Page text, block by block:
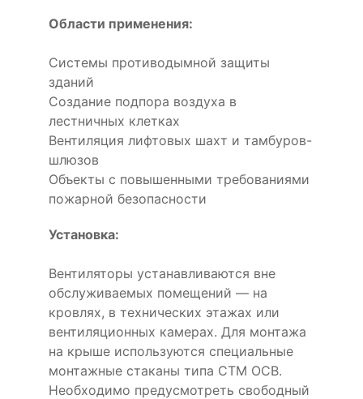
Области применения:
Системы противодымной защиты
зданий
Создание подпора воздуха в
лестничных клетках
Вентиляция лифтовых шахт и тамбуров-
шлюзов
Объекты с повышенными требованиями
пожарной безопасности
Установка:
Вентиляторы устанавливаются вне
обслуживаемых помещений — на
кровлях, в технических этажах или
вентиляционных камерах. Для монтажа
на крыше используются специальные
монтажные стаканы типа СТМ ОСВ.
Необходимо предусмотреть свободный